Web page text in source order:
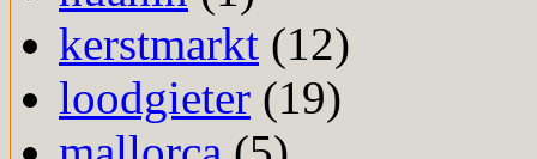
kerstmarkt (12)
loodgieter (19)